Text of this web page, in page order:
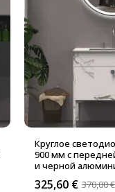
Круглое
900 мм с
и черной
370,00€
325,60 €